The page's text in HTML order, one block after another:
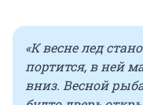
«К весне лед
портится, в ней
вниз. Весной